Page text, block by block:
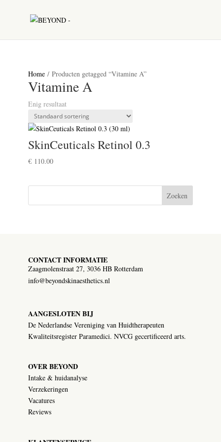
Home/ Producten getagged “Vitamine A”
Vitamine A
Enig resultaat
SkinCeuticals Retinol 0.3
€110.00
Zoeken
CONTACT INFORMATIE
Zaagmolenstraat 27, 3036 HB Rotterdam
info@beyondskinaesthetics.nl
AANGESLOTEN BIJ
De Nederlandse Vereniging van Huidtherapeuten
Kwaliteitsregister Paramedici. NVCG gecertificeerd arts.
OVER BEYOND
Intake & huidanalyse
Verzekeringen
Vacatures
Reviews